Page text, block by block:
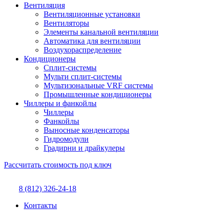
Вентиляция
Вентиляционные установки
Вентиляторы
Элементы канальной вентиляции
Автоматика для вентиляции
Воздухораспределение
Кондиционеры
Сплит-системы
Мульти сплит-системы
Мультизональные VRF системы
Промышленные кондиционеры
Чиллеры и фанкойлы
Чиллеры
Фанкойлы
Выносные конденсаторы
Гидромодули
Градирни и драйкулеры
Рассчитать стоимость под ключ
8 (812) 326-24-18
Контакты